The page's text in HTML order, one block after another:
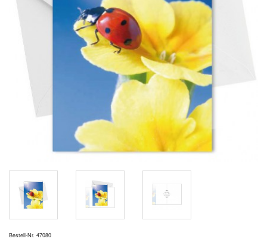
Bestell-Nr. 47080